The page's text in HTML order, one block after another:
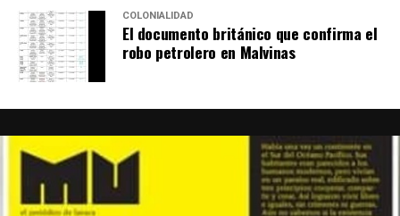
COLONIALIDAD
El documento británico que confirma el
robo petrolero en Malvinas